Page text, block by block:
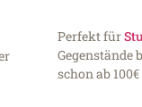
Perfekt für
Gegenstände
schon ab